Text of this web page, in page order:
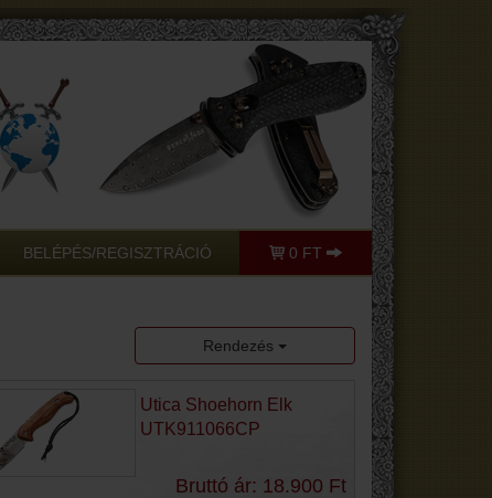
BELÉPÉS/REGISZTRÁCIÓ 0 FT
Rendezés
Utica Shoehorn Elk
UTK911066CP
Bruttó ár: 18.900 Ft